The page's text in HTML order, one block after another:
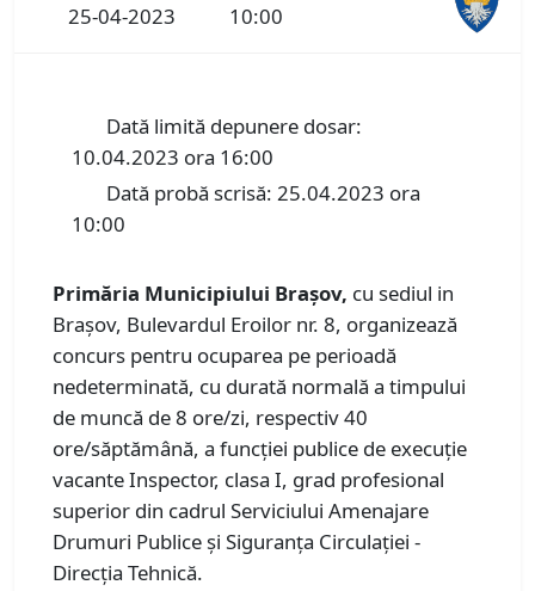
25-04-2023 10:00
Dată limită depunere dosar:
10.04.2023 ora 16:00
Dată probă scrisă: 25.04.2023 ora
10:00
Primăria Municipiului Braşov, cu sediul in
Braşov, Bulevardul Eroilor nr. 8, organizează
concurs pentru ocuparea pe perioadă
nedeterminată, cu durată normală a timpului
de muncă de 8 ore/zi, respectiv 40
ore/săptămână, a funcţiei publice de execuţie
vacante Inspector, clasa I, grad profesional
superior din cadrul Serviciului Amenajare
Drumuri Publice şi Siguranţa Circulaţiei -
Direcţia Tehnică.